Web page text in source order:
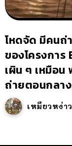
โหดจัด มีคนถ่
ของโครงการ
เผิน ๆ เหมือ
ถ่ายตอนกลา
เหมียวหง่าว